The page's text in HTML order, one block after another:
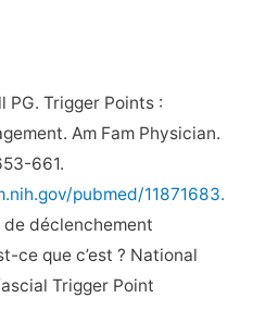
PG. Trigger Points :
Am Fam Physician.
661.
pubmed/11871683.
déclenchement
ce que c’est ? National
Trigger Point